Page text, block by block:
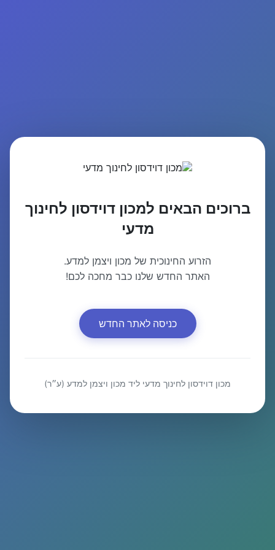
ברוכים הבאים למכון דוידסון לחינוך
מדעי
הזרוע החינוכית של מכון ויצמן למדע.
האתר החדש שלנו כבר מחכה לכם!
כניסה לאתר החדש
מכון דוידסון לחינוך מדעי ליד מכון ויצמן למדע (ע״ר)